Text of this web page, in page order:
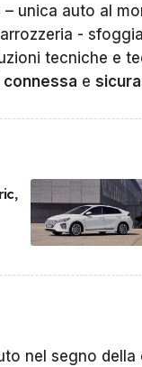
unica auto al
-
tecniche e
connessa e
nel segno della